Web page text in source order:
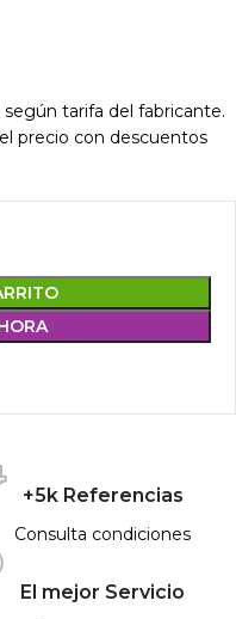
tarifa del fabricante.
precio con descuentos
+5k Referencias
Consulta condiciones
El mejor Servicio